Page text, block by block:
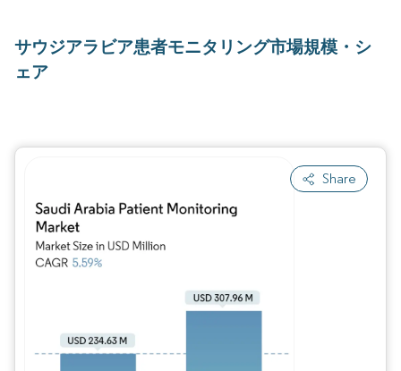
サウジアラビア患者モニタリング市場規模・シ
ェア
Share